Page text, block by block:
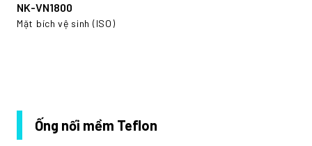
NK-VN1800
Mặt bích vệ sinh (ISO)
Ống nối mềm Teflon